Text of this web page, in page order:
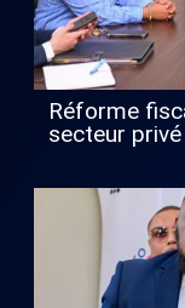
Réforme
secteur